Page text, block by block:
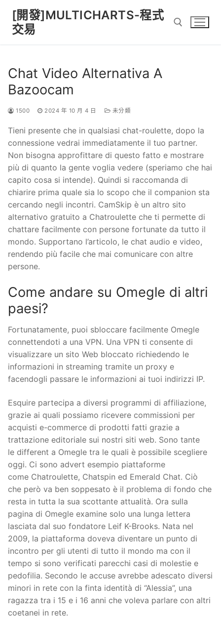
content
[開發]MULTICHARTS-程式
交易
Chat Video Alternativa A
Bazoocam
1500 2024 年 10 月 4 日 未分類
Tieni presente che in qualsiasi chat-roulette, dopo la
connessione vedrai immediatamente il tuo partner.
Non bisogna approfittare di questo fatto e mostrare
più di quanto la gente voglia vedere (speriamo che hai
capito cosa si intende). Quindi si raccomanda di
chiarire prima quale sia lo scopo che il companion sta
cercando negli incontri. CamSkip è un altro sito
alternativo gratuito a Chatroulette che ti permette di
chattare facilmente con persone fortunate da tutto il
mondo. Supportano l’articolo, le chat audio e video,
rendendo più facile che mai comunicare con altre
persone.
Come andare su Omegle di altri
paesi?
Fortunatamente, puoi sbloccare facilmente Omegle
connettendoti a una VPN. Una VPN ti consente di
visualizzare un sito Web bloccato richiedendo le
informazioni in streaming tramite un proxy e
facendogli passare le informazioni ai tuoi indirizzi IP.
Esquire partecipa a diversi programmi di affiliazione,
grazie ai quali possiamo ricevere commissioni per
acquisti e-commerce di prodotti fatti grazie a
trattazione editoriale sui nostri siti web. Sono tante
le different a Omegle tra le quali è possibile scegliere
oggi. Ci sono advert esempio piattaforme
come Chatroulette, Chatspin ed Emerald Chat. Ciò
che però va ben soppesato è il problema di fondo che
resta in tutta la sua scottante attualità. Ora sulla
pagina di Omegle examine solo una lunga lettera
lasciata dal suo fondatore Leif K-Brooks. Nata nel
2009, la piattaforma doveva diventare un punto di
incontro per gli utenti di tutto il mondo ma con il
tempo si sono verificati parecchi casi di molestie e
pedofilia. Secondo le accuse avrebbe adescato diversi
minori in rete con la finta identità di “Alessia”, una
ragazza tra i 15 e i 16 anni che voleva parlare con altri
coetanei in rete.